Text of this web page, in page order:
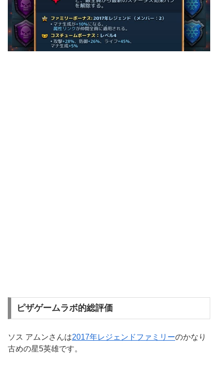
ピザゲームラボ的総評価
ソス アムンさんは2017年レジェンドファミリーのかなり
古めの星5英雄です。